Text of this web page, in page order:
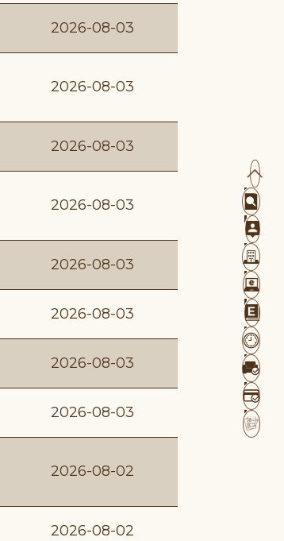
2026-08-03
2026-08-03
2026-08-03
2026-08-03
2026-08-03
2026-08-03
2026-08-03
2026-08-03
2026-08-02
2026-08-02